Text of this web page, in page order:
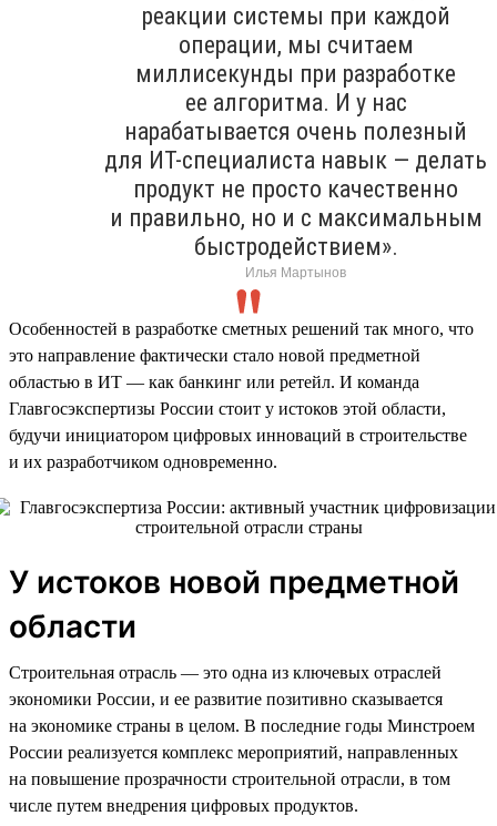
реакции системы при каждой
операции, мы считаем
миллисекунды при разработке
ее алгоритма. И у нас
нарабатывается очень полезный
для ИТ-специалиста навык — делать
продукт не просто качественно
и правильно, но и с максимальным
быстродействием».
Илья Мартынов
Особенностей в разработке сметных решений так много, что
это направление фактически стало новой предметной
областью в ИТ — как банкинг или ретейл. И команда
Главгосэкспертизы России стоит у истоков этой области,
будучи инициатором цифровых инноваций в строительстве
и их разработчиком одновременно.
У истоков новой предметной
области
Строительная отрасль — это одна из ключевых отраслей
экономики России, и ее развитие позитивно сказывается
на экономике страны в целом. В последние годы Минстроем
России реализуется комплекс мероприятий, направленных
на повышение прозрачности строительной отрасли, в том
числе путем внедрения цифровых продуктов.